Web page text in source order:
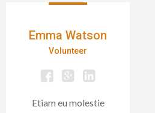
Emma Watson
Volunteer
Etiam eu molestie